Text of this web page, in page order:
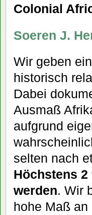
Colonial
Soeren J.
Wir geben
historisch
Dabei
Ausmaß
aufgrund
selten nach
Höchstens
werden. Wir
hohe Maß